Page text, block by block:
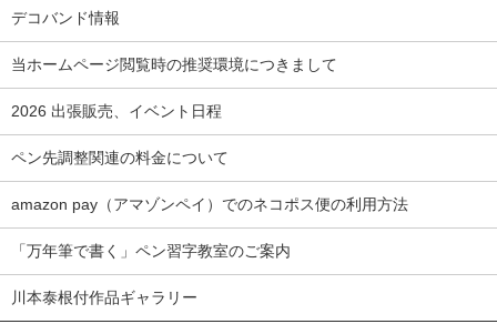
デコバンド情報
当ホームページ閲覧時の推奨環境につきまして
2026 出張販売、イベント日程
ペン先調整関連の料金について
amazon pay（アマゾンペイ）でのネコポス便の利用方法
「万年筆で書く」ペン習字教室のご案内
川本泰根付作品ギャラリー